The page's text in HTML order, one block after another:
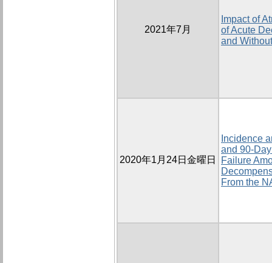
2021年7月
Impact of
of Acute
and
2020年1月24日金曜日
Incidence
and 90-
Failure
From the